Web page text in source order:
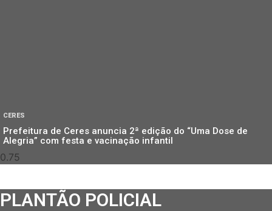
CERES
Prefeitura de Ceres anuncia 2ª edição do “Uma Dose de
Alegria” com festa e vacinação infantil
PLANTÃO POLICIAL